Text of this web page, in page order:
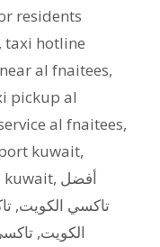
residents
, taxi hotline
al fnaitees,
pickup al
al fnaitees,
kuwait,
kuwait, أفضل
تاكسي الكويت,
الكويت,